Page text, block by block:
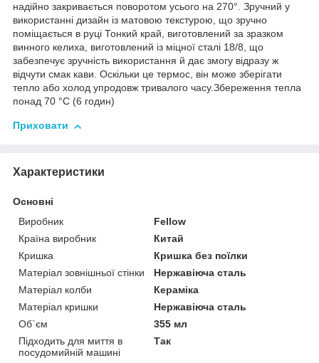
надійно закривається поворотом усього на 270°. Зручний у
використанні дизайн із матовою текстурою, що зручно
поміщається в руці Тонкий край, виготовлений за зразком
винного келиха, виготовлений із міцної сталі 18/8, що
забезпечує зручність використання й дає змогу відразу ж
відчути смак кави. Оскільки це термос, він може зберігати
тепло або холод упродовж тривалого часу.Збереження тепла
понад 70 °C (6 годин)
Приховати
Характеристики
Основні
Виробник
Fellow
Країна виробник
Китай
Кришка
Кришка без поїлки
Матеріал зовнішньої стінки
Нержавіюча сталь
Матеріал колби
Кераміка
Матеріал кришки
Нержавіюча сталь
Об`єм
355 мл
Підходить для миття в
посудомийній машині
Так